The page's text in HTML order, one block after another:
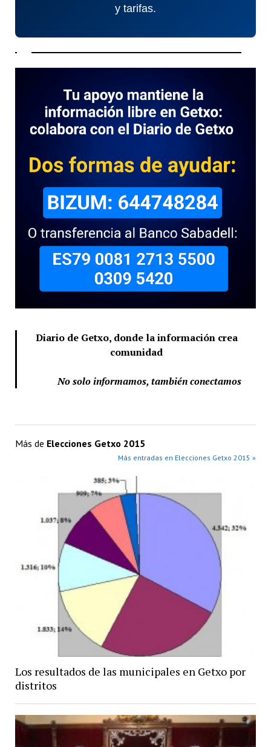
y tarifas.
Diario de Getxo, donde la información crea
comunidad
No solo informamos, también conectamos
Más de Elecciones Getxo 2015
Más entradas en Elecciones Getxo 2015 »
Los resultados de las municipales en Getxo por
distritos